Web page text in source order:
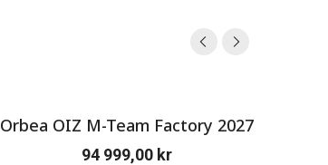
Orbea OIZ M-Team Factory 2027
94 999,00 kr